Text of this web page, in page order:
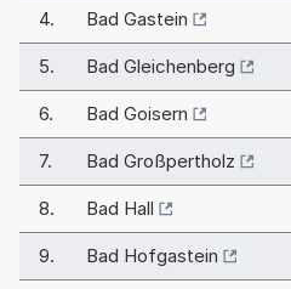
4. Bad Gastein
5. Bad Gleichenberg
6. Bad Goisern
7. Bad Großpertholz
8. Bad Hall
9. Bad Hofgastein